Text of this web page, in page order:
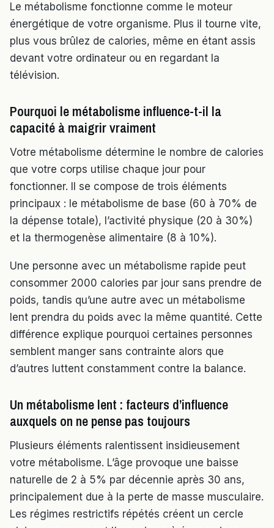
Le métabolisme fonctionne comme le moteur
énergétique de votre organisme. Plus il tourne vite,
plus vous brûlez de calories, même en étant assis
devant votre ordinateur ou en regardant la
télévision.
Pourquoi le métabolisme influence-t-il la
capacité à maigrir vraiment
Votre métabolisme détermine le nombre de calories
que votre corps utilise chaque jour pour
fonctionner. Il se compose de trois éléments
principaux : le métabolisme de base (60 à 70% de
la dépense totale), l’activité physique (20 à 30%)
et la thermogenèse alimentaire (8 à 10%).
Une personne avec un métabolisme rapide peut
consommer 2000 calories par jour sans prendre de
poids, tandis qu’une autre avec un métabolisme
lent prendra du poids avec la même quantité. Cette
différence explique pourquoi certaines personnes
semblent manger sans contrainte alors que
d’autres luttent constamment contre la balance.
Un métabolisme lent : facteurs d’influence
auxquels on ne pense pas toujours
Plusieurs éléments ralentissent insidieusement
votre métabolisme. L’âge provoque une baisse
naturelle de 2 à 5% par décennie après 30 ans,
principalement due à la perte de masse musculaire.
Les régimes restrictifs répétés créent un cercle